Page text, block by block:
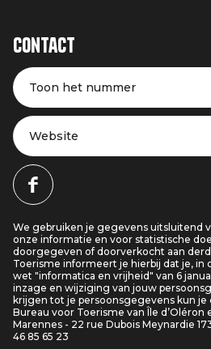
Contact
Toon het nummer
Website
We gebruiken je gegevens uitsluitend
onze informatie en voor statistische
doorgegeven of doorverkocht aan
Toerisme informeert je hierbij dat je,
wet "informatica en vrijheid" van 6
inzage en wijziging van jouw
krijgen tot je persoonsgegevens kun
Bureau voor Toerisme van Île d’Oléron
Marennes - 22 rue Dubois Meynardie
46 85 65 23